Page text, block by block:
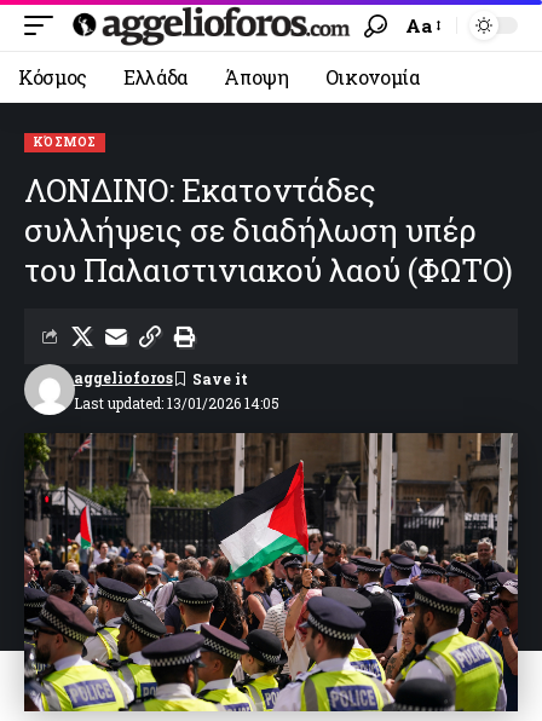
Aa
Κόσμος Ελλάδα Άποψη Οικονομία
ΚΌΣΜΟΣ
ΛΟΝΔΙΝΟ: Εκατοντάδες
συλλήψεις σε διαδήλωση υπέρ
του Παλαιστινιακού λαού (ΦΩΤΟ)
Last updated: 13/01/2026 14:05
aggelioforos